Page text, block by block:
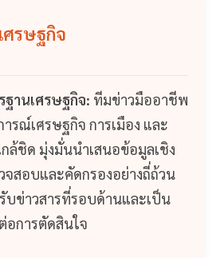
ศรษฐกิจ
ฐานเศรษฐกิจ: ทีมข่าวมืออาชีพ
รณ์เศรษฐกิจ การเมือง และ
ล้ชิด มุ่งมั่นนำเสนอข้อมูลเชิง
จสอบและคัดกรองอย่างถี่ถ้วน
บข่าวสารที่รอบด้านและเป็น
อการตัดสินใจ